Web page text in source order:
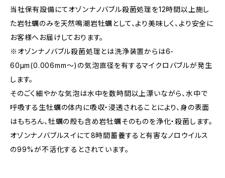
当社保有設備にてオゾンナノバブル殺菌処理を12時間以上施し
た岩牡蠣のみを天然鳴潮岩牡蠣として、より美味しく、より安全に
お客様へお届けしております。
※オゾンナノバブル殺菌処理とは洗浄装置からは6-
60μm(0.006mm～)の気泡直径を有するマイクロバブルが発生
します。
そのごく細やかな気泡は水中を数時間以上漂いながら、水中で
呼吸する生牡蠣の体内に吸収・浸透されることにより、身の表面
はもちろん、牡蠣の殻も含め岩牡蠣そのものを浄化・殺菌します。
オゾンナノバブルスイにて8時間蓄養すると有害なノロウイルス
の99%が不活化するとされています。